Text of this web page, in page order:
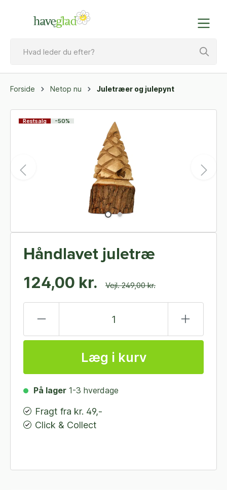
Forside Netop nu Juletræer og julepynt
Restsalg -50%
Håndlavet juletræ
124,00 kr. Vejl. 249,00 kr.
Læg i kurv
På lager 1-3 hverdage
Fragt fra kr. 49,-
Click & Collect